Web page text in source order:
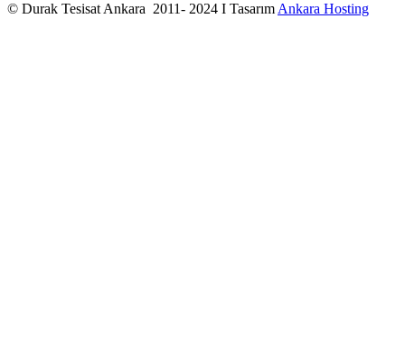
© Durak Tesisat Ankara 2011- 2024 I Tasarım Ankara Hosting